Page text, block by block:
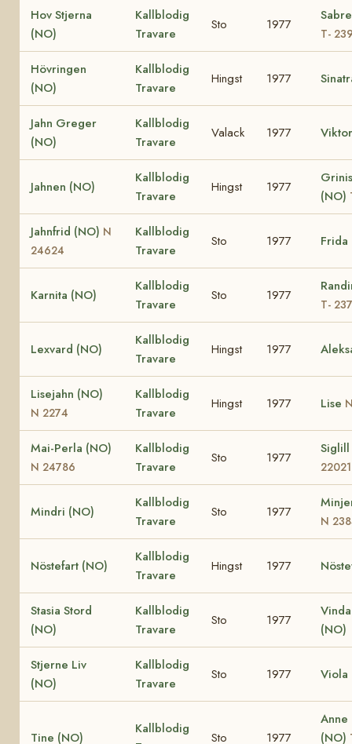
Hov Stjerna
(NO)
Kallblodig
Travare
Sto 1977
T-
Hövringen
(NO)
Kallblodig
Travare
Hingst 1977
Jahn Greger
(NO)
Kallblodig
Travare
Valack 1977
Jahnen (NO)
Kallblodig
Travare
Hingst 1977
(NO)
Jahnfrid (NO) N
24624
Kallblodig
Travare
Sto 1977 Frida
Karnita (NO)
Kallblodig
Travare
Sto 1977
T-
Lexvard (NO)
Kallblodig
Travare
Hingst 1977
Lisejahn (NO)
N 2274
Kallblodig
Travare
Hingst 1977 Lise
Mai-Perla (NO)
N 24786
Kallblodig
Travare
Sto 1977
22021
Mindri (NO)
Kallblodig
Travare
Sto 1977
N
Nöstefart (NO)
Kallblodig
Travare
Hingst 1977
Stasia Stord
(NO)
Kallblodig
Travare
Sto 1977
(NO)
Stjerne Liv
(NO)
Kallblodig
Travare
Sto 1977 Viola
Tine (NO)
Kallblodig
Sto 1977
Anne
(NO)